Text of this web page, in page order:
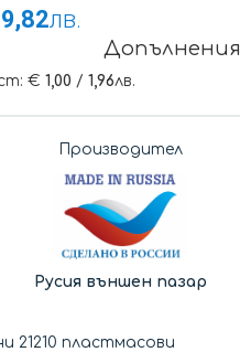
лв.
Допълнения
€1,00 /1,96лв.
Производител
Русия външен пазар
21210 пластмасови